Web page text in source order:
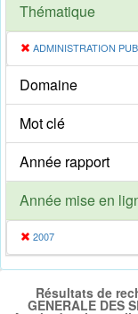
Thématique
ADMINISTRATION
Domaine
Mot clé
Année rapport
Année mise en
2007
Résultats de
GENERALE DES